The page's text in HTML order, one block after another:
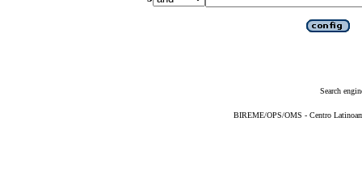
Search
BIREME/OPS/OMS - Centro